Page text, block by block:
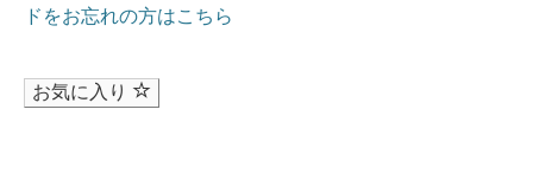
ドをお忘れの方はこちら
お気に入り